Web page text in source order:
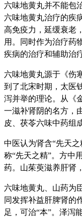
六味地黄丸并不能包
六味地黄丸治疗的疾
高免疫力，延缓衰老
用。同时作为治疗药
疾病的治疗和辅助治
六味地黄丸源于《伤
到了北宋时期，太医
泻并举的理论。从《
一滋补肾阴的名方，
皮、茯苓六味中药组
中医认为肾含“先天
称“先天之精”。方中
药。山茱萸滋养肝肾
六味地黄丸、山药为
同发挥补益肝脾肾的
足，可治“本”。泽泻